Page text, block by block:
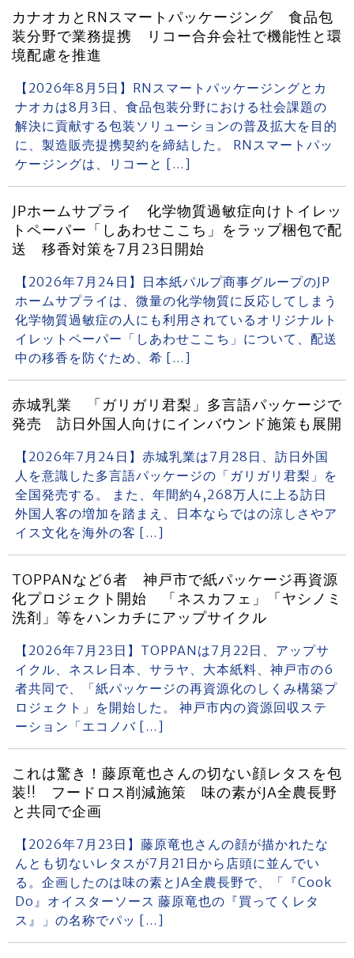
カナオカとRNスマートパッケージング 食品包
装分野で業務提携 リコー合弁会社で機能性と環
境配慮を推進
【2026年8月5日】RNスマートパッケージングとカ
ナオカは8月3日、食品包装分野における社会課題の
解決に貢献する包装ソリューションの普及拡大を目的
に、製造販売提携契約を締結した。 RNスマートパッ
ケージングは、リコーと […]
JPホームサプライ 化学物質過敏症向けトイレッ
トペーパー「しあわせここち」をラップ梱包で配
送 移香対策を7月23日開始
【2026年7月24日】日本紙パルプ商事グループのJP
ホームサプライは、微量の化学物質に反応してしまう
化学物質過敏症の人にも利用されているオリジナルト
イレットペーパー「しあわせここち」について、配送
中の移香を防ぐため、希 […]
赤城乳業 「ガリガリ君梨」多言語パッケージで
発売 訪日外国人向けにインバウンド施策も展開
【2026年7月24日】赤城乳業は7月28日、訪日外国
人を意識した多言語パッケージの「ガリガリ君梨」を
全国発売する。 また、年間約4,268万人に上る訪日
外国人客の増加を踏まえ、日本ならではの涼しさやア
イス文化を海外の客 […]
TOPPANなど6者 神戸市で紙パッケージ再資源
化プロジェクト開始 「ネスカフェ」「ヤシノミ
洗剤」等をハンカチにアップサイクル
【2026年7月23日】TOPPANは7月22日、アップサ
イクル、ネスレ日本、サラヤ、大本紙料、神戸市の6
者共同で、「紙パッケージの再資源化のしくみ構築プ
ロジェクト」を開始した。 神戸市内の資源回収ステ
ーション「エコノバ […]
これは驚き！藤原竜也さんの切ない顔レタスを包
装!! フードロス削減施策 味の素がJA全農長野
と共同で企画
【2026年7月23日】藤原竜也さんの顔が描かれたな
んとも切ないレタスが7月21日から店頭に並んでい
る。企画したのは味の素とJA全農長野で、「『Cook
Do』オイスターソース 藤原竜也の『買ってくレタ
ス』」の名称でパッ […]